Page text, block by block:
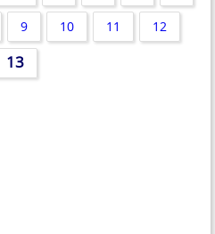
9 10 11 12
13